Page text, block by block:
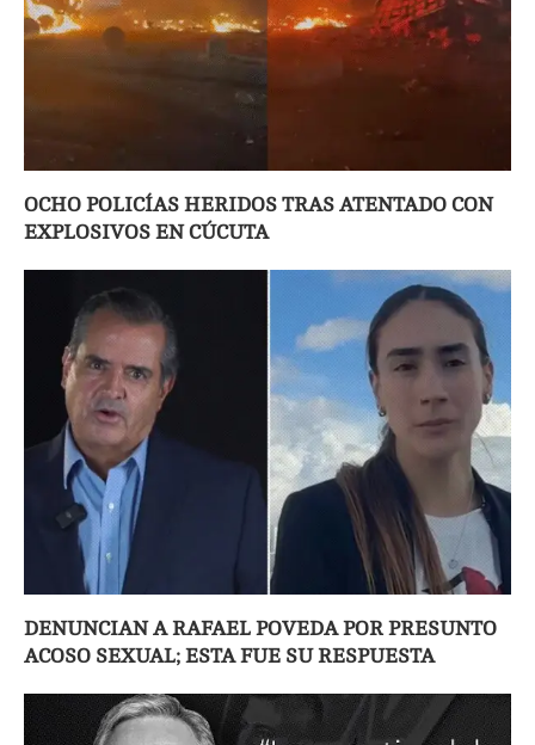
OCHO POLICÍAS HERIDOS TRAS ATENTADO CON
EXPLOSIVOS EN CÚCUTA
DENUNCIAN A RAFAEL POVEDA POR PRESUNTO
ACOSO SEXUAL; ESTA FUE SU RESPUESTA